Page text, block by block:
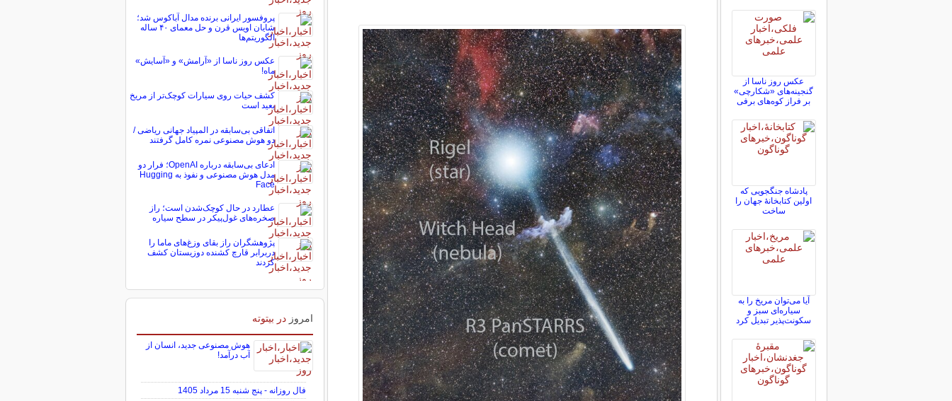
عکس روز ناسا از
گنجینه‌های «شکارچی»
بر فراز کوه‌های برفی
پادشاه جنگجویی که
اولین کتابخانۀ جهان را
ساخت
آیا می‌توان مریخ را به
سیاره‌ای سبز و
سکونت‌پذیر تبدیل کرد
پروفسور ایرانی برنده مدال آباکوس شد؛
شایان اویس قرن و حل معمای ۴۰ ساله
الگوریتم‌ها
عکس روز ناسا از «آرامش» و «آسایش»
ماه!
کشف حیات روی سیارات کوچک‌تر از مریخ
بعید است
اتفاقی بی‌سابقه در المپیاد جهانی ریاضی /
دو هوش مصنوعی نمره کامل گرفتند
ادعای بی‌سابقه درباره OpenAI؛ فرار دو
مدل هوش مصنوعی و نفوذ به Hugging
Face
عطارد در حال کوچک‌شدن است؛ راز
صخره‌های غول‌پیکر در سطح سیاره
پژوهشگران راز بقای وزغ‌های ماما را
دربرابر قارچ کشنده دوزیستان کشف
کردند
امروز در بیتوته
هوش مصنوعی جدید، انسان از
آب درآمد!
فال روزانه - پنج شنبه 15 مرداد 1405